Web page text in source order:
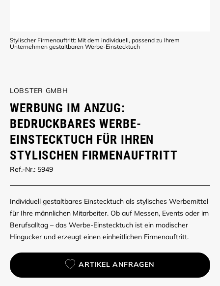
Stylischer Firmenauftritt: Mit dem individuell, passend zu Ihrem
Unternehmen gestaltbaren Werbe-Einstecktuch
LOBSTER GMBH
WERBUNG IM ANZUG:
BEDRUCKBARES WERBE-
EINSTECKTUCH FÜR IHREN
STYLISCHEN FIRMENAUFTRITT
Ref.-Nr.: 5949
Individuell gestaltbares Einstecktuch als stylisches Werbemittel
für Ihre männlichen Mitarbeiter. Ob auf Messen, Events oder im
Berufsalltag – das Werbe-Einstecktuch ist ein modischer
Hingucker und erzeugt einen einheitlichen Firmenauftritt.
ARTIKEL ANFRAGEN